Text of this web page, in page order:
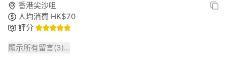
香港尖沙咀
人均消費 HK$70
評分
顯示所有留言(3)...